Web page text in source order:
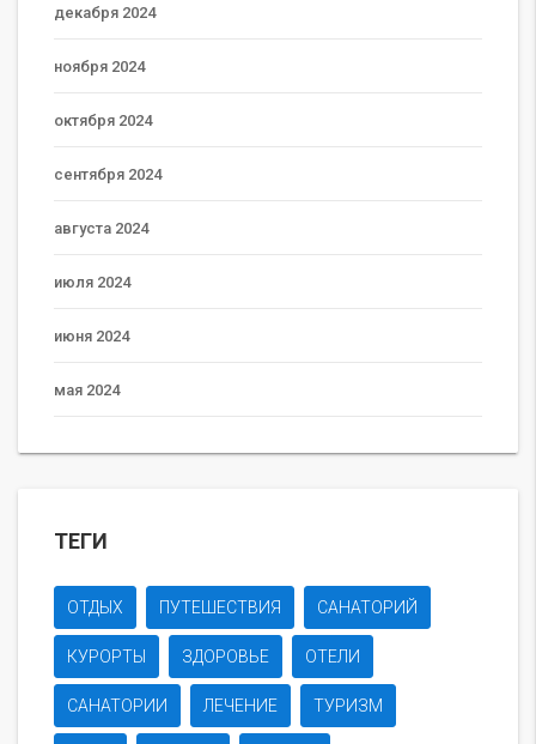
декабря 2024
ноября 2024
октября 2024
сентября 2024
августа 2024
июля 2024
июня 2024
мая 2024
ТЕГИ
ОТДЫХ ПУТЕШЕСТВИЯ САНАТОРИЙ
КУРОРТЫ ЗДОРОВЬЕ ОТЕЛИ
САНАТОРИИ ЛЕЧЕНИЕ ТУРИЗМ